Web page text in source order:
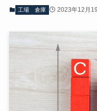
工場 倉庫 2023年12月